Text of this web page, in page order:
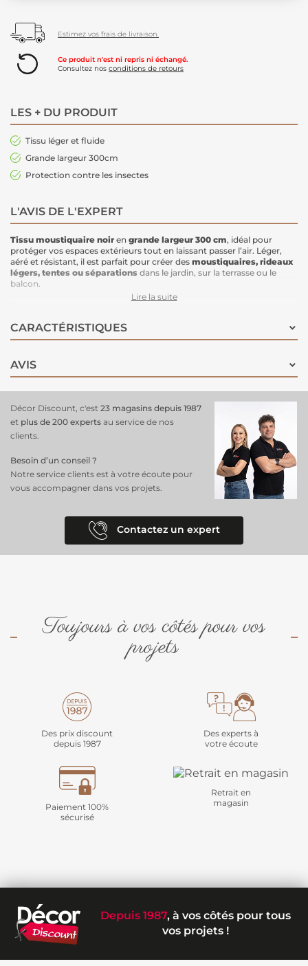
Estimez vos frais de livraison.
Ce produit n'est ni repris ni échangé.
Consultez nos conditions de retours
LES + DU PRODUIT
Tissu léger et fluide
Grande largeur 300cm
Protection contre les insectes
L'AVIS DE L'EXPERT
Tissu moustiquaire noir en grande largeur 300 cm, idéal pour
protéger vos espaces extérieurs tout en laissant passer l’air. Léger,
aéré et résistant, il est parfait pour créer des moustiquaires, rideaux
légers, tentes ou séparations dans le jardin, sur la terrasse ou le
balcon.
Sa couleur noire offre un rendu discret tout en permettant une
Idéal pour : moustiquairespour fenêtres, portes ou lits
Lire la suite
CARACTÉRISTIQUES
AVIS
Décor Discount, c'est 23 magasins depuis 1987
et plus de 200 experts au service de nos
clients.
Besoin d’un conseil ?
Notre service clients est à votre écoute pour
vous accompagner dans vos projets.
Contactez un expert
Toujours à vos côtés pour vos
projets
Des prix discount
depuis 1987
Des experts à
votre écoute
Paiement 100%
sécurisé
Retrait en
magasin
Depuis 1987, à vos côtés pour tous
vos projets !